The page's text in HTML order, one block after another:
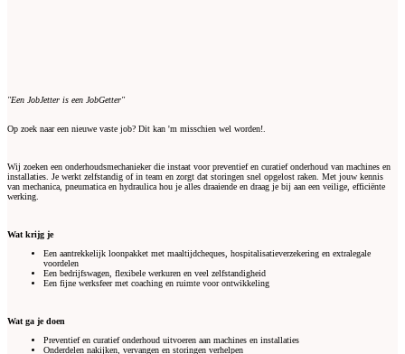
"Een JobJetter is een JobGetter"
Op zoek naar een nieuwe vaste job? Dit kan 'm misschien wel worden!.
Wij zoeken een onderhoudsmechanieker die instaat voor preventief en curatief onderhoud van machines en
installaties. Je werkt zelfstandig of in team en zorgt dat storingen snel opgelost raken. Met jouw kennis
van mechanica, pneumatica en hydraulica hou je alles draaiende en draag je bij aan een veilige, efficiënte
werking.
Wat krijg je
Een aantrekkelijk loonpakket met maaltijdcheques, hospitalisatieverzekering en extralegale
voordelen
Een bedrijfswagen, flexibele werkuren en veel zelfstandigheid
Een fijne werksfeer met coaching en ruimte voor ontwikkeling
Wat ga je doen
Preventief en curatief onderhoud uitvoeren aan machines en installaties
Onderdelen nakijken, vervangen en storingen verhelpen